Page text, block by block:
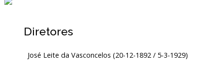
Diretores
José Leite da Vasconcelos (20-12-1892 / 5-3-1929)